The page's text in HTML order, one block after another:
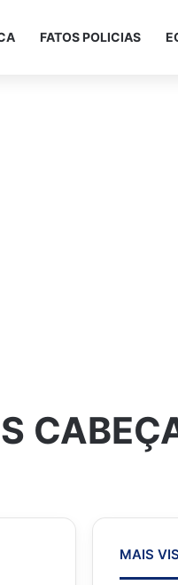
FATOS POLICIAS
MAIS